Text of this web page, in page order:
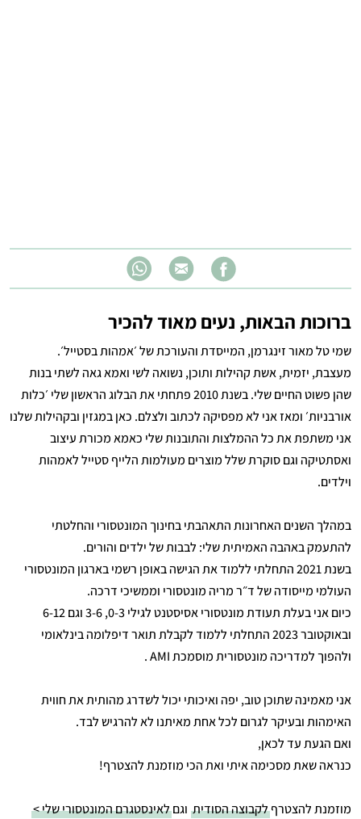
ברוכות הבאות, נעים מאוד להכיר
שמי טל מאור זינגרמן, המייסדת והעורכת של ׳אמהות בסטייל׳.
מעצבת, יזמית, אשת קהילות ותוכן, נשואה לשי ואמא גאה לשתי בנות
שהן פשוט החיים שלי. בשנת 2010 פתחתי את הבלוג הראשון שלי ׳כלות
אורבניות׳ ומאז אני לא מפסיקה לכתוב ולצלם. כאן במגזין ובקהילות שלנו
אני משתפת את כל ההמלצות והתובנות שלי כאמא מכורת עיצוב
ואסתטיקה וגם סוקרת שלל מוצרים מעולמות הלייף סטייל לאמהות
וילדים.
במהלך השנים האחרונות התאהבתי בחינוך המונטסורי והחלטתי
להתעמק באהבה האמיתית שלי: לבבות של ילדים והורים.
בשנת 2021 התחלתי ללמוד את הגישה באופן רשמי בארגון המונטסורי
העולמי מייסודה של ד״ר מריה מונטסורי וממשיכי דרכה.
כיום אני בעלת תעודת מונטסורי אסיסטנט לגילי 0-3, 3-6 וגם 6-12
ובאוקטובר 2023 התחלתי ללמוד לקבלת תואר דיפלומה בינלאומי
ולהפוך למדריכה מונטסורית מוסמכת AMI .
אני מאמינה שתוכן טוב, יפה ואיכותי יכול לשדרג מהותית את חווית
האימהות ובעיקר לגרום לכל אחת מאיתנו לא להרגיש לבד.
ואם הגעת עד לכאן,
כנראה שאת מסכימה איתי ואת הכי מוזמנת להצטרף!
מוזמנת להצטרףלקבוצה הסודיתוגםלאינסטגרם המונטסורי שלי >